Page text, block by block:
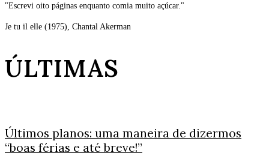
"Escrevi oito páginas enquanto comia muito açúcar."
Je tu il elle (1975), Chantal Akerman
ÚLTIMAS
Últimos planos: uma maneira de dizermos
“boas férias e até breve!”